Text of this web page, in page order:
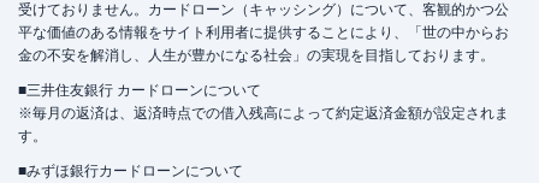
名称
アイフル 【2026/4/15閉店】大山駅前店 無
人契約コーナー
営業時間
平日： 09:00-21:00
土曜：09:00-21:00
受けておりません。カードローン（キャッシング）について、客観的かつ公
平な価値のある情報をサイト利用者に提供することにより、「世の中からお
金の不安を解消し、人生が豊かになる社会」の実現を目指しております。
■三井住友銀行 カードローンについて
※毎月の返済は、返済時点での借入残高によって約定返済金額が設定されま
す。
■みずほ銀行カードローンについて